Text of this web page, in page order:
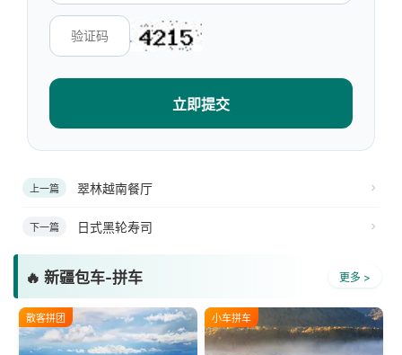
立即提交
上一篇 翠林越南餐厅
下一篇 日式黑轮寿司
🔥 新疆包车-拼车 更多 >
散客拼团 小车拼车